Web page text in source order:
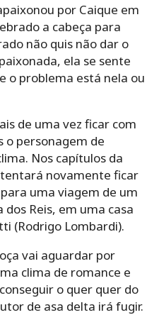
por Caique em
a cabeça para
não quis não dar o
ela se sente
o problema está nela ou
de uma vez ficar com
o personagem de
Nos capítulos da
novamente ficar
uma viagem de um
Reis, em uma casa
(Rodrigo Lombardi).
vai aguardar por
clima de romance e
o quer quer do
de asa delta irá fugir.